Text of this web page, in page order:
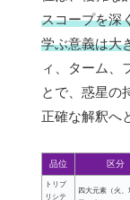
スコープを深
学ぶ意義は大
ィ、ターム、
とで、惑星の
正確な解釈へ
品位 区分
トリプ
リシテ
四大元素（火、